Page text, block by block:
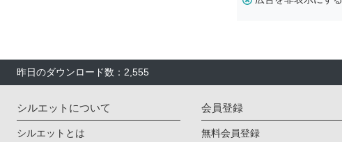
昨日のダウンロード数：2,555
シルエットについて
シルエットとは
会員登録
無料会員登録